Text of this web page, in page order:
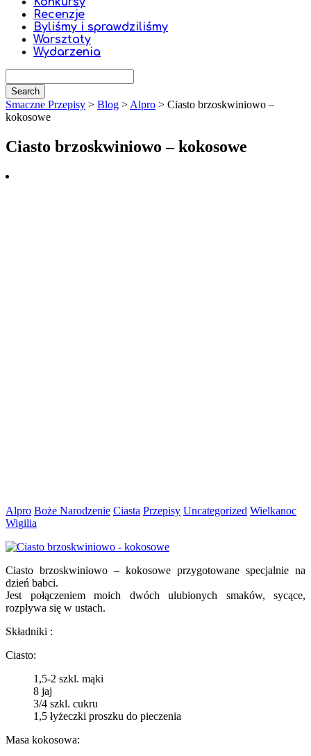
Recenzje
Byliśmy i sprawdziliśmy
Warsztaty
Wydarzenia
Smaczne Przepisy > Blog > Alpro > Ciasto brzoskwiniowo –
kokosowe
Ciasto brzoskwiniowo – kokosowe
Alpro Boże Narodzenie Ciasta Przepisy Uncategorized Wielkanoc
Wigilia
Ciasto brzoskwiniowo – kokosowe przygotowane specjalnie na
dzień babci.
Jest połączeniem moich dwóch ulubionych smaków, sycące,
rozpływa się w ustach.
Składniki :
Ciasto:
1,5-2 szkl. mąki
8 jaj
3/4 szkl. cukru
1,5 łyżeczki proszku do pieczenia
Masa kokosowa: